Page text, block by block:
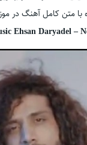
با متن کامل آهنگ در
Ehsan Daryadel –